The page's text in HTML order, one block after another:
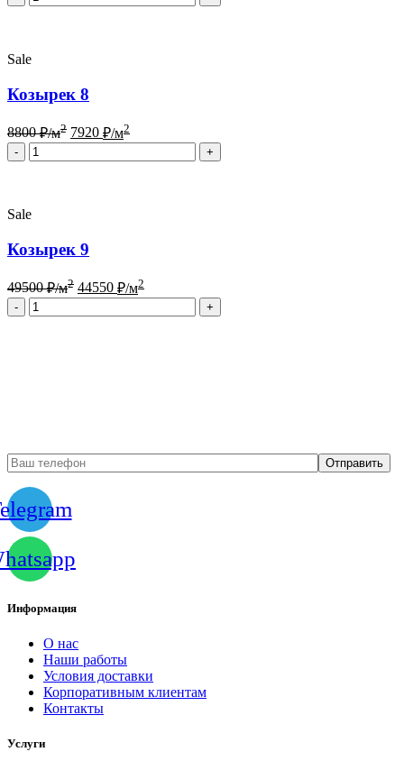
Sale
Козырек 8
8800₽/м2 7920 ₽/м2
Quantity
Sale
Козырек 9
49500₽/м2 44550 ₽/м2
Quantity
Информация
О нас
Наши работы
Условия доставки
Корпоративным клиентам
Контакты
Услуги